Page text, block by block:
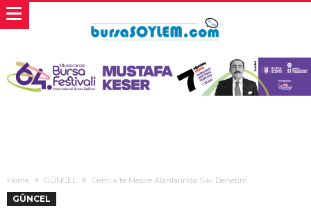
Home GÜNCEL Gemlik’te Mesire Alanlarında Sıkı Denetim
GÜNCEL